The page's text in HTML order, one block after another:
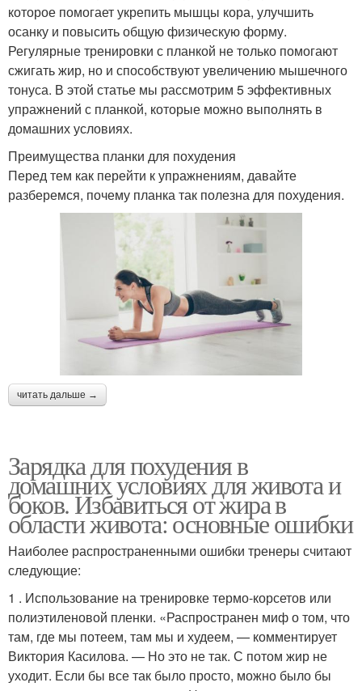
которое помогает укрепить мышцы кора, улучшить
осанку и повысить общую физическую форму.
Регулярные тренировки с планкой не только помогают
сжигать жир, но и способствуют увеличению мышечного
тонуса. В этой статье мы рассмотрим 5 эффективных
упражнений с планкой, которые можно выполнять в
домашних условиях.
Преимущества планки для похудения
Перед тем как перейти к упражнениям, давайте
разберемся, почему планка так полезна для похудения.
читать дальше →
Зарядка для похудения в
домашних условиях для живота и
боков. Избавиться от жира в
области живота: основные ошибки
Наиболее распространенными ошибки тренеры считают
следующие:
1 . Использование на тренировке термо-корсетов или
полиэтиленовой пленки. «Распространен миф о том, что
там, где мы потеем, там мы и худеем, — комментирует
Виктория Касилова. — Но это не так. С потом жир не
уходит. Если бы все так было просто, можно было бы